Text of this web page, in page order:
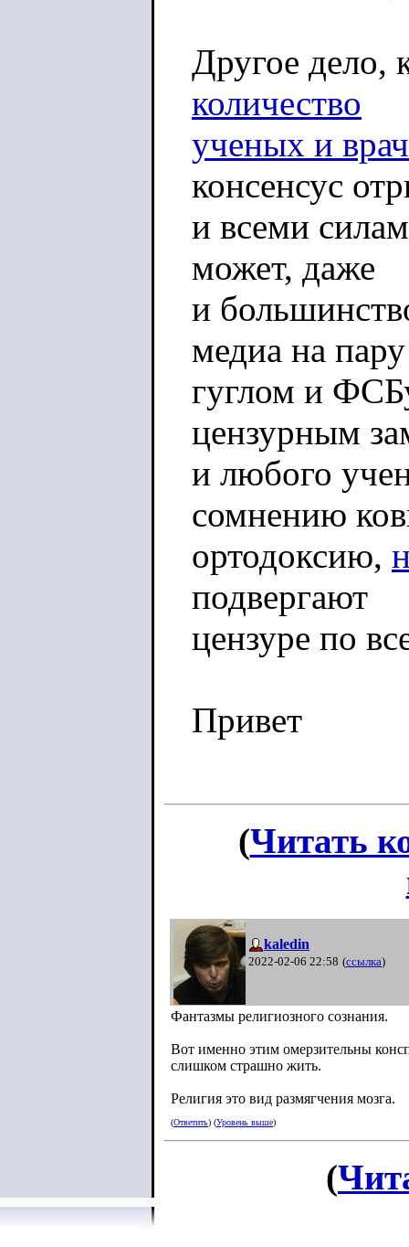
Другое дело,
количество
ученых и
консенсус
и всеми
может, даже
и
медиа на
гуглом и
цензурным
и любого
сомнению
ортодоксию,
подвергают
цензуре по
Привет
(Читать
kaledin
2022-02-06 22:58 (ссылка)
Фантазмы религиозного сознания.
Вот именно этим омерзительны
слишком страшно жить.
Религия это вид размягчения мозга.
(Ответить) (Уровень выше)
(